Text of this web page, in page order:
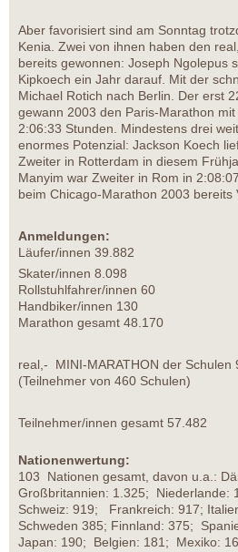
Aber favorisiert sind am Sonntag
Kenia. Zwei von ihnen haben den
bereits gewonnen: Joseph Ngolepus
Kipkoech ein Jahr darauf. Mit der
Michael Rotich nach Berlin. Der erst
gewann 2003 den Paris-Marathon
2:06:33 Stunden. Mindestens drei
enormes Potenzial: Jackson Koech
Zweiter in Rotterdam in diesem
Manyim war Zweiter in Rom in
beim Chicago-Marathon 2003 bereits
Anmeldungen:
Läufer/innen 39.882
Skater/innen 8.098
Rollstuhlfahrer/innen 60
Handbiker/innen 130
Marathon gesamt 48.170
real,- MINI-MARATHON der Schulen
(Teilnehmer von 460 Schulen)
Teilnehmer/innen gesamt 57.482
Nationenwertung:
103 Nationen gesamt, davon u.a.:
Großbritannien: 1.325; Niederlande:
Schweiz: 919; Frankreich: 917;
Schweden 385; Finnland: 375;
Japan: 190; Belgien: 181; Mexiko: